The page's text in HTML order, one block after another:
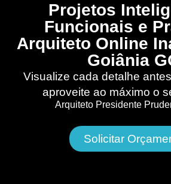
Projetos
Funcionais e
Arquiteto Online
Goiânia
Visualize cada detalhe
aproveite ao máximo o
Arquiteto Presidente
Solicitar